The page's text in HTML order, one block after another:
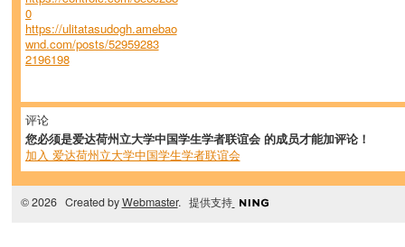
0
https://ulitatasudogh.amebao
wnd.com/posts/52959283
2196198
评论
您必须是爱达荷州立大学中国学生学者联谊会 的成员才能加评论！
加入 爱达荷州立大学中国学生学者联谊会
© 2026 Created byWebmaster. 提供支持